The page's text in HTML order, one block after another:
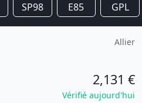
SP98 E85 GPL
Allier
2,131 €
Vérifié aujourd'hui